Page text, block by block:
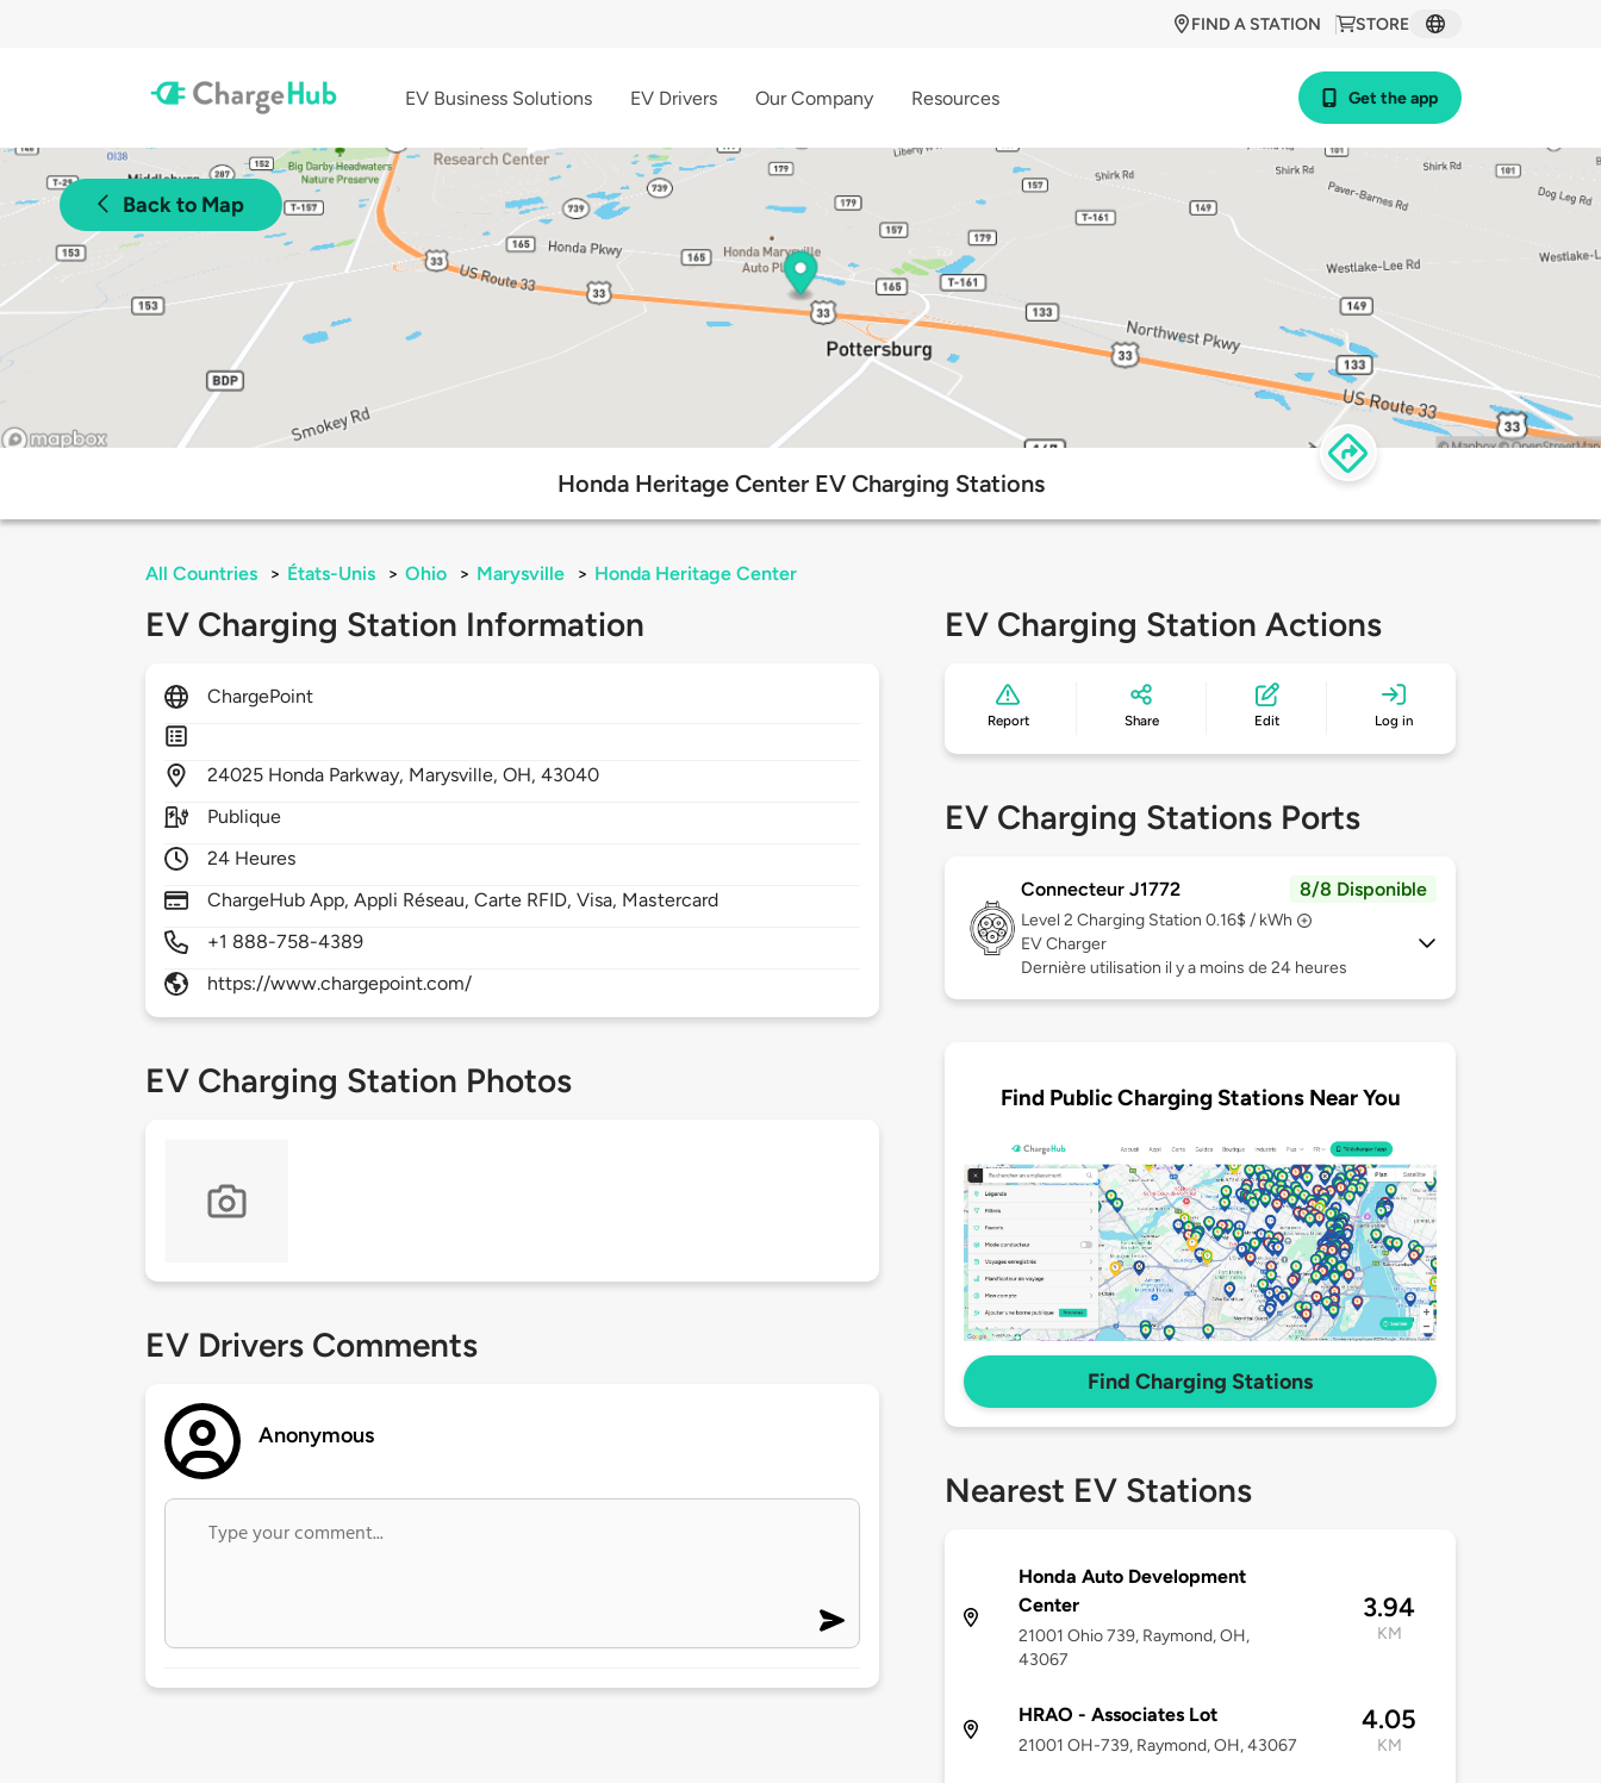
STORE
FIND A STATION
EV Business Solutions EV Drivers Our Company Resources Get the app
Back to Map
Honda Heritage Center EV Charging Stations
All Countries > États-Unis > Ohio > Marysville > Honda Heritage Center
EV Charging Station Information
ChargePoint
24025 Honda Parkway, Marysville,OH,43040
Publique
24 Heures
ChargeHub App, Appli Réseau, Carte RFID, Visa, Mastercard
+1 888-758-4389
https://www.chargepoint.com/
EV Charging Station Photos
EV Drivers Comments
Anonymous
EV Charging Station Actions
Report Share Edit Log in
EV Charging Stations Ports
Connecteur J1772 8/8 Disponible
Level 2 Charging Station 0.16$ / kWh
EV Charger
Dernière utilisation il y a moins de 24 heures
Find Public Charging Stations Near You
Find Charging Stations
Nearest EV Stations
Honda Auto Development
Center
21001 Ohio 739, Raymond, OH,
43067
3.94
KM
HRAO - Associates Lot
21001 OH-739, Raymond, OH, 43067
4.05
KM